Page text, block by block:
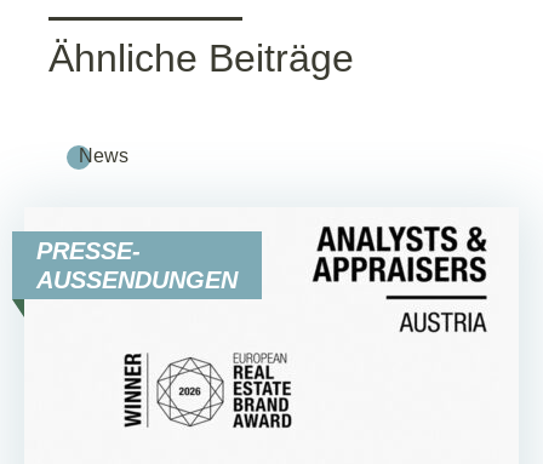
Ähnliche Beiträge
News
PRESSE-
AUSSENDUNGEN